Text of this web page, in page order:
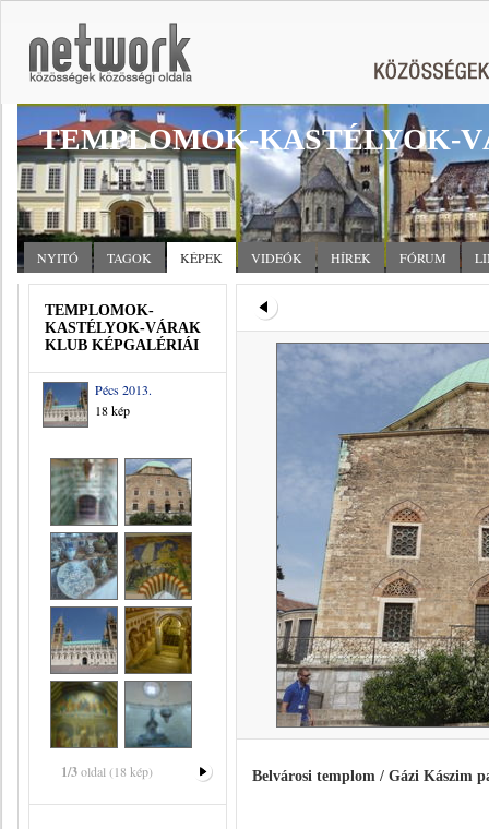
TEMPLOMOK-KASTÉLYOK-
NYITÓ TAGOK KÉPEK VIDEÓK HÍREK FÓRUM
TEMPLOMOK-
KASTÉLYOK-VÁRAK
KLUB KÉPGALÉRIÁI
Pécs 2013.
18 kép
1/3oldal (18 kép) Belvárosi templom / Gázi Kászim